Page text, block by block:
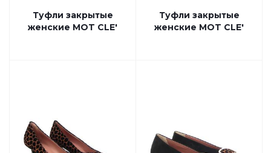
Туфли закрытые
женские MOT CLE'
Туфли закрытые
женские MOT CLE'